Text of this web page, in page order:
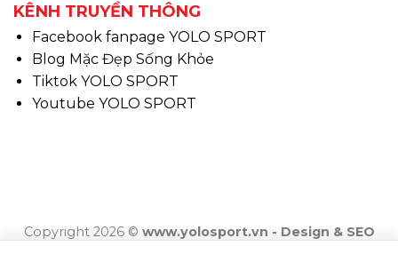
KÊNH TRUYỀN THÔNG
Facebook fanpage YOLO SPORT
Blog Mặc Đẹp Sống Khỏe
Tiktok YOLO SPORT
Youtube YOLO SPORT
Copyright 2026 © www.yolosport.vn - Design & SEO